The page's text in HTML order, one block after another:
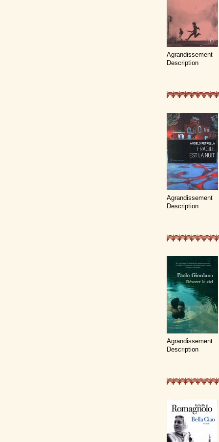
Agrandissement
Description
Agrandissement
Description
Agrandissement
Description